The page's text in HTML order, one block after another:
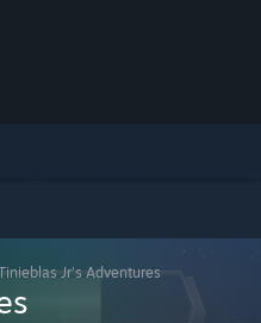
Jr's Adventures